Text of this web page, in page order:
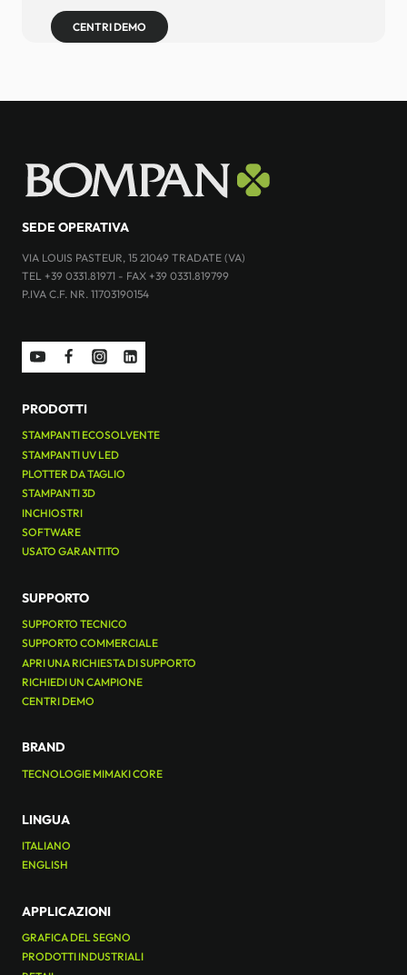
CENTRI DEMO
SEDE OPERATIVA
VIA LOUIS PASTEUR, 15 21049 TRADATE (VA)
TEL +39 0331.81971 - FAX +39 0331.819799
P.IVA C.F. NR. 11703190154
PRODOTTI
STAMPANTI ECOSOLVENTE
STAMPANTI UV LED
PLOTTER DA TAGLIO
STAMPANTI 3D
INCHIOSTRI
SOFTWARE
USATO GARANTITO
SUPPORTO
SUPPORTO TECNICO
SUPPORTO COMMERCIALE
APRI UNA RICHIESTA DI SUPPORTO
RICHIEDI UN CAMPIONE
CENTRI DEMO
BRAND
TECNOLOGIE MIMAKI CORE
LINGUA
ITALIANO
ENGLISH
APPLICAZIONI
GRAFICA DEL SEGNO
PRODOTTI INDUSTRIALI